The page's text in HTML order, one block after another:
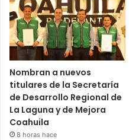
Nombran a nuevos
titulares de la Secretaría
de Desarrollo Regional de
La Laguna y de Mejora
Coahuila
8 horas hace